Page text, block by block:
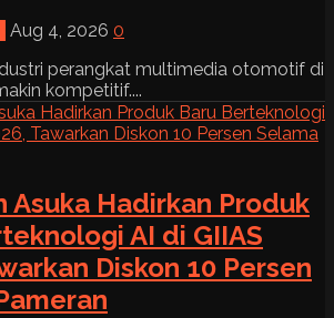
Aug 4, 2026 0
perangkat multimedia otomotif di
kompetitif....
Asuka Hadirkan Produk
AI di GIIAS
Diskon 10 Persen